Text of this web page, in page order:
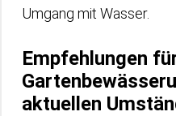
Umgang mit Wasser.
Empfehlungen
aktuellen